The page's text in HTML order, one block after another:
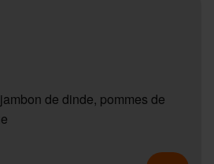
de dinde, pommes de